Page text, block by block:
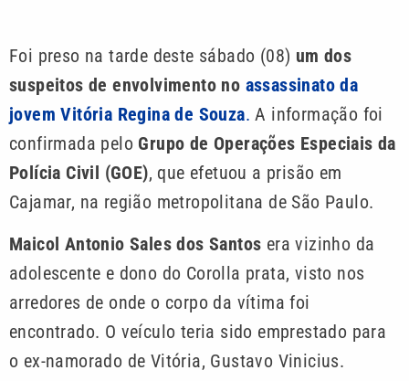
Foi preso na tarde deste sábado (08) um dos
suspeitos de envolvimento no assassinato da
jovem Vitória Regina de Souza. A informação foi
confirmada pelo Grupo de Operações Especiais da
Polícia Civil (GOE), que efetuou a prisão em
Cajamar, na região metropolitana de São Paulo.
Maicol Antonio Sales dos Santos era vizinho da
adolescente e dono do Corolla prata, visto nos
arredores de onde o corpo da vítima foi
encontrado. O veículo teria sido emprestado para
o ex-namorado de Vitória, Gustavo Vinicius.